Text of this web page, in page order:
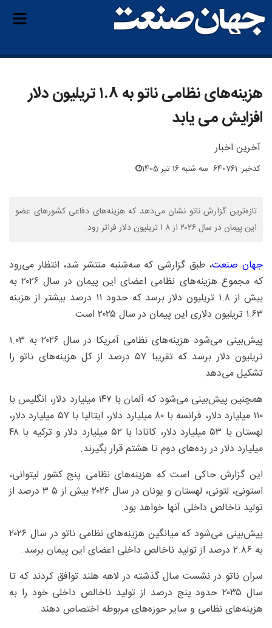
هزینه‌های نظامی ناتو به ۱.۸ تریلیون دلار
افزایش می یابد
آخرین اخبار
کدخبر: 640761 سه شنبه 16 تیر 1405
تازه‌ترین گزارش ناتو نشان می‌دهد که هزینه‌های دفاعی کشورهای عضو
این پیمان در سال ۲۰۲۶ از ۱.۸ تریلیون دلار فراتر رود.
جهان صنعت، طبق گزارشی که سه‌شنبه منتشر شد، انتظار می‌رود
که مجموع هزینه‌های نظامی اعضای این پیمان در سال ۲۰۲۶ به
بیش از ۱.۸ تریلیون دلار برسد که حدود ۱۱ درصد بیشتر از هزینه
۱.۶۳ تریلیون دلاری این پیمان در سال ۲۰۲۵ است.
پیش‌بینی می‌شود هزینه‌های نظامی آمریکا در سال ۲۰۲۶ به ۱.۰۳
تریلیون دلار برسد که تقریبا ۵۷ درصد از کل هزینه‌های ناتو را
تشکیل می‌دهد.
همچنین پیش‌بینی می‌شود که آلمان با ۱۴۷ میلیارد دلار، انگلیس با
۱۱۰ میلیارد دلار، فرانسه با ۸۰ میلیارد دلار، ایتالیا با ۵۷ میلیارد دلار،
لهستان با ۵۳ میلیارد دلار، کانادا با ۵۲ میلیارد دلار و ترکیه با ۴۸
میلیارد دلار در رده‌های دوم تا هشتم قرار بگیرند.
این گزارش حاکی است که هزینه‌های نظامی پنج کشور لیتوانی،
استونی، لتونی، لهستان و یونان در سال ۲۰۲۶ بیش از ۳.۵ درصد از
تولید ناخالص داخلی آنها خواهد بود.
پیش‌بینی می‌شود که میانگین هزینه‌های نظامی ناتو در سال ۲۰۲۶
به ۲.۸۶ درصد از تولید ناخالص داخلی اعضای این پیمان برسد.
سران ناتو در نشست سال گذشته در لاهه هلند توافق کردند که تا
سال ۲۰۳۵ حدود پنج درصد از تولید ناخالص داخلی خود را به
هزینه‌های نظامی و سایر حوزه‌های مربوطه اختصاص دهند.